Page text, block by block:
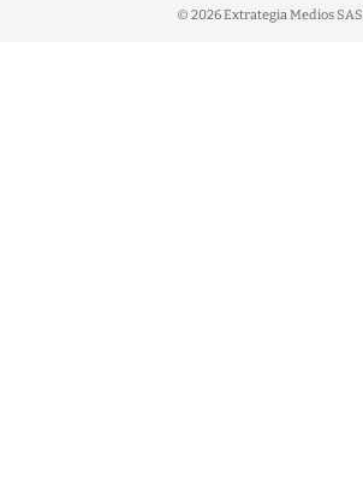
© 2026 Extrategia Medios SAS